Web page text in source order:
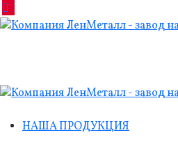
НАША ПРОДУКЦИЯ